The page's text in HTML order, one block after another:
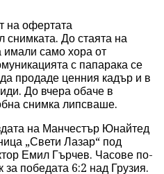
на офертата
снимката. До стаята на
имали само хора от
с папарака се
продаде ценния кадър и в
До вчера обаче в
снимка липсваше.
на Манчестър Юнайтед
„Свети Лазар“ под
Емил Гърчев. Часове по-
за победата 6:2 над Грузия.